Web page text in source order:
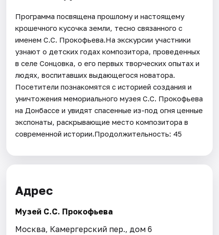
Программа посвящена прошлому и настоящему
крошечного кусочка земли, тесно связанного с
именем С.С. Прокофьева.На экскурсии участники
узнают о детских годах композитора, проведенных
в селе Сонцовка, о его первых творческих опытах и
людях, воспитавших выдающегося новатора.
Посетители познакомятся с историей создания и
уничтожения мемориального музея С.С. Прокофьева
на Донбассе и увидят спасенные из-под огня ценные
экспонаты, раскрывающие место композитора в
современной истории.Продолжительность: 45
Адрес
Музей С.С. Прокофьева
Москва, Камергерский пер., дом 6